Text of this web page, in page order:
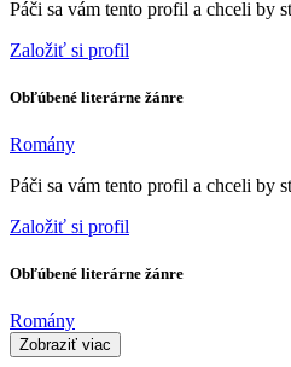
Páči sa vám tento profil a chceli by
Založiť si profil
Obľúbené literárne žánre
Romány
Páči sa vám tento profil a chceli by
Založiť si profil
Obľúbené literárne žánre
Romány
Zobraziť viac